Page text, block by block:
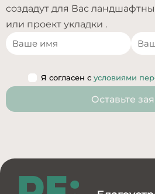
создадут для Вас
или проект укладки .
Я согласен с условиями
Оставьте